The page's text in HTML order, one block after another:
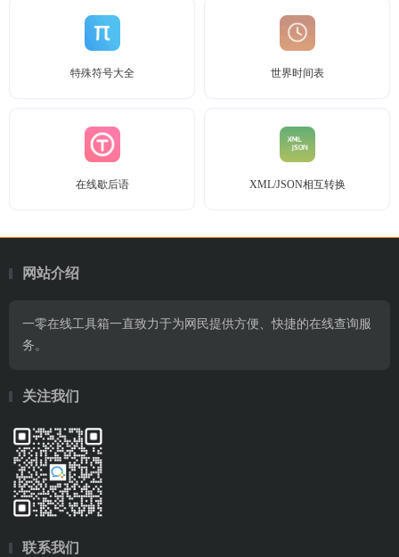
特殊符号大全 世界时间表
在线歇后语 XML/JSON相互转换
网站介绍
一零在线工具箱一直致力于为网民提供方便、快捷的在线查询服
务。
关注我们
联系我们